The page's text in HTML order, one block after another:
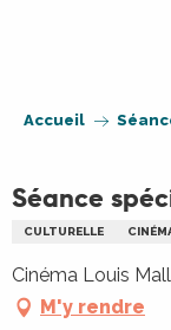
Accueil
Séance
CULTURELLE
Cinéma Louis
M'y rendre